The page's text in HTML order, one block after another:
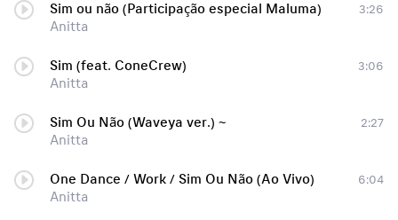
Sim ou não (Participação especial Maluma)
Anitta
3:26
Sim (feat. ConeCrew)
Anitta
3:06
Sim Ou Não (Waveya ver.) ~
Anitta
2:27
One Dance / Work / Sim Ou Não (Ao Vivo)
Anitta
6:04